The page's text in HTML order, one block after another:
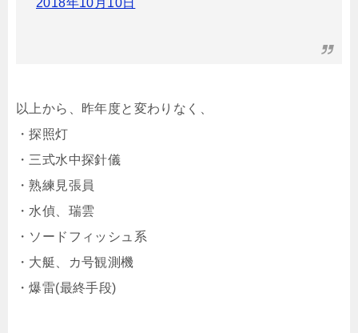
2018年10月10日
以上から、昨年度と変わりなく、
・探照灯
・三式水中探針儀
・熟練見張員
・水偵、瑞雲
・ソードフィッシュ系
・大艇、カ号観測機
・爆雷(最終手段)